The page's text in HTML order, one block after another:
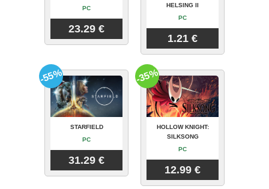
PC
23.29 €
HELSING II
PC
1.21 €
STARFIELD
PC
31.29 €
-55%
HOLLOW KNIGHT:
SILKSONG
PC
12.99 €
-35%